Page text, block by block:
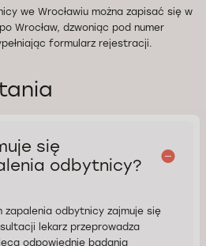
we Wrocławiu można zapisać się w
Wrocław, dzwoniąc pod numer
formularz rejestracji.
się
odbytnicy?
zapalenia odbytnicy zajmuje się
lekarz przeprowadza
odpowiednie badania